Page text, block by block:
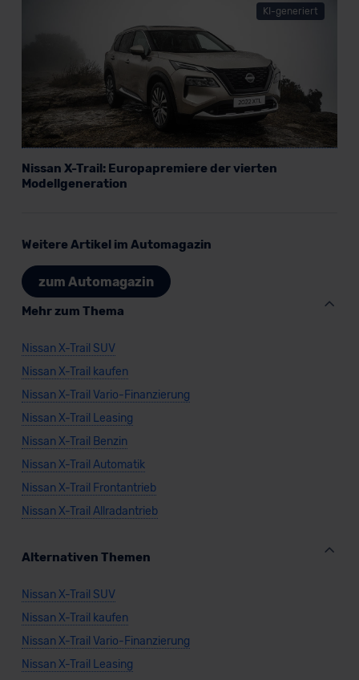
KI-generiert
Nissan X-Trail: Europapremiere der vierten
Modellgeneration
Weitere Artikel im Automagazin
zum Automagazin
Mehr zum Thema
Nissan X-Trail SUV
Nissan X-Trail kaufen
Nissan X-Trail Vario-Finanzierung
Nissan X-Trail Leasing
Nissan X-Trail Benzin
Nissan X-Trail Automatik
Nissan X-Trail Frontantrieb
Nissan X-Trail Allradantrieb
Alternativen Themen
Nissan X-Trail SUV
Nissan X-Trail kaufen
Nissan X-Trail Vario-Finanzierung
Nissan X-Trail Leasing